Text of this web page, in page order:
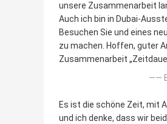
unsere Zusammenarbeit
Auch ich bin in Dubai-
Besuchen Sie und eines
zu machen. Hoffen, guter
Zusammenarbeit
——
Es ist die schöne Zeit, mit
und ich denke, dass wir